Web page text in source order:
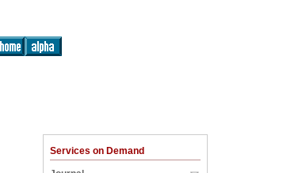
Services on Demand